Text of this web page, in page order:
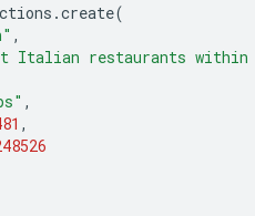
.create(
,
Italian restaurants within
,
,